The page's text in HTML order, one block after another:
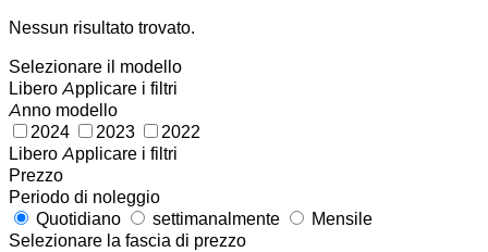
Nessun risultato trovato.
Selezionare il modello
Libero Applicare i filtri
Anno modello
2024
2023
2022
Libero Applicare i filtri
Prezzo
Periodo di noleggio
Quotidiano
settimanalmente
Mensile
Selezionare la fascia di prezzo